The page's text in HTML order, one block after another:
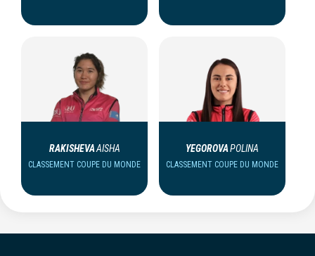
RAKISHEVAAISHA
CLASSEMENT COUPE DU MONDE
YEGOROVAPOLINA
CLASSEMENT COUPE DU MONDE